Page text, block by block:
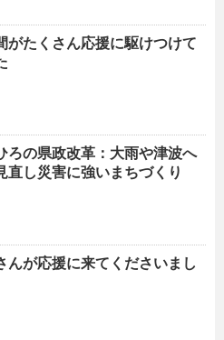
がたくさん応援に駆けつけて
ろの県政改革：大雨や津波へ
直し災害に強いまちづくり
んが応援に来てくださいまし